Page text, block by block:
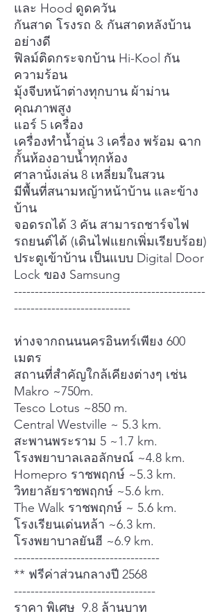
และ Hood ดูดควัน
กันสาด โรงรถ & กันสาดหลังบ้าน
อย่างดี
ฟิลม์ติดกระจกบ้าน Hi-Kool กัน
ความร้อน
มุ้งจีบหน้าต่างทุกบาน ผ้าม่าน
คุณภาพสูง
แอร์ 5 เครื่อง
เครื่องทำน้ำอุ่น 3 เครื่อง พร้อม ฉาก
กั้นห้องอาบน้ำทุกห้อง
ศาลานั่งเล่น 8 เหลี่ยมในสวน
มีพื้นที่สนามหญ้าหน้าบ้าน และข้าง
บ้าน
จอดรถได้ 3 คัน สามารถชาร์จไฟ
รถยนต์ได้ (เดินไฟแยกเพิ่มเรียบร้อย)
ประตูเข้าบ้าน เป็นแบบ Digital Door
Lock ของ Samsung
----------------------------------------------
----------------------------
ห่างจากถนนนครอินทร์เพียง 600
เมตร
สถานที่สำคัญใกล้เคียงต่างๆ เช่น
Makro ~750m.
Tesco Lotus ~850 m.
Central Westville ~ 5.3 km.
สะพานพระราม 5 ~1.7 km.
โรงพยาบาลเลอลักษณ์ ~4.8 km.
Homepro ราชพฤกษ์ ~5.3 km.
วิทยาลัยราชพฤกษ์ ~5.6 km.
The Walk ราชพฤกษ์ ~ 5.6 km.
โรงเรียนเด่นหล้า ~6.3 km.
โรงพยาบาลยันฮี ~6.9 km.
-----------------------------------
** ฟรีค่าส่วนกลางปี 2568
----------------------------------
ราคา พิเศษ 9.8 ล้านบาท